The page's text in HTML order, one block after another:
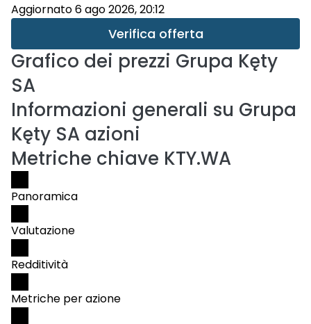
Aggiornato 6 ago 2026, 20:12
Verifica offerta
Grafico dei prezzi Grupa Kęty
SA
Informazioni generali su Grupa
Kęty SA azioni
Metriche chiave KTY.WA
Panoramica
Valutazione
Redditività
Metriche per azione